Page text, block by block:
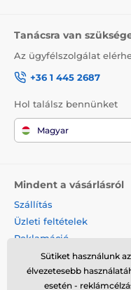
Tanácsra van
Az ügyfélszolgálat
+36 1 445 2687
Hol találsz bennünket
Magyar
Mindent a vásárlásról
Szállítás
Üzleti feltételek
Reklamáció
Termék visszaküldése
Termék cseréje
Sütiket használunk
élvezetesebb
esetén -